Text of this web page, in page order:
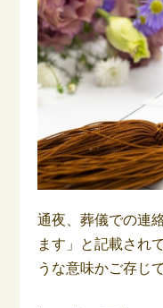
通夜、葬儀での連
ます」と記載され
うな意味かご存じ